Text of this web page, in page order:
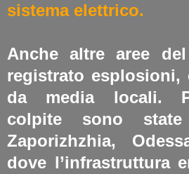
sistema elettrico.
Anche altre aree
registrato esplosioni,
da media locali.
colpite sono
Zaporizhzhia,
dove l’infrastruttura